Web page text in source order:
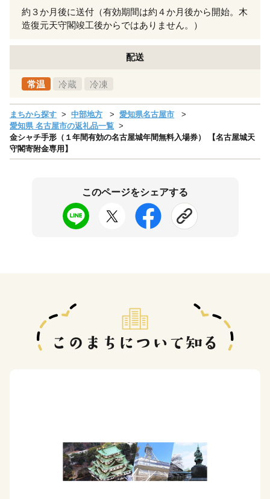
約３か月後に送付（有効期間は約４か月後から開始。木
造復元天守閣竣工後からではありません。）
配送
常温 冷蔵 冷凍
まちから探す 中部地方
愛知県名古屋市
愛知県 名古屋市の返礼品一覧
金シャチ手形（１年間有効の名古屋城年間無料入場券） 【名古屋城天
守閣寄附金専用】
このページをシェアする